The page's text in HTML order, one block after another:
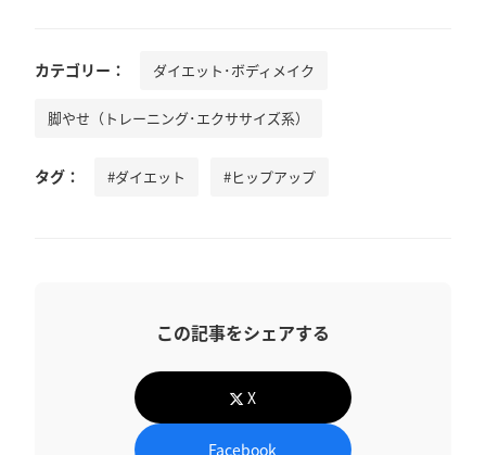
カテゴリー： ダイエット･ボディメイク
脚やせ（トレーニング･エクササイズ系）
タグ： #ダイエット #ヒップアップ
この記事をシェアする
X
Facebook